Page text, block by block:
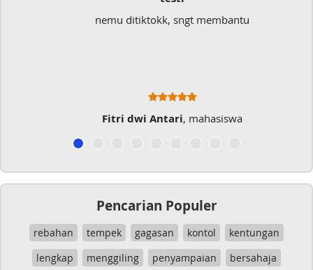
nemu ditiktokk, sngt membantu
Fitri dwi Antari, mahasiswa
Pencarian Populer
rebahan tempek gagasan kontol
kentungan
lengkap
menggiling penyampaian
bersahaja